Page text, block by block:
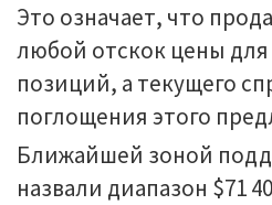
Это означает, что
любой отскок цены для
позиций, а текущего
поглощения этого
Ближайшей зоной
назвали диапазон $71